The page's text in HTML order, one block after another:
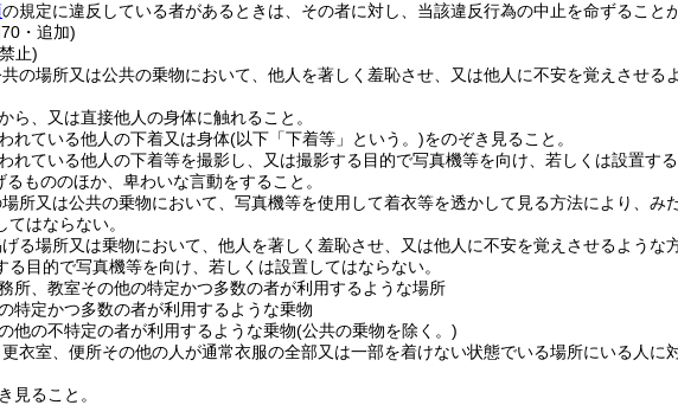
の規定に違反している者があるときは、その者に対し、当該違反行為の中止を命ずること
・追加)
止)
の場所又は公共の乗物において、他人を著しく羞恥させ、又は他人に不安を覚えさせる
ら、又は直接他人の身体に触れること。
れている他人の下着又は身体(以下「下着等」という。)をのぞき見ること。
れている他人の下着等を撮影し、又は撮影する目的で写真機等を向け、若しくは設置する
るもののほか、卑わいな言動をすること。
所又は公共の乗物において、写真機等を使用して着衣等を透かして見る方法により、み
はならない。
る場所又は乗物において、他人を著しく羞恥させ、又は他人に不安を覚えさせるような
る目的で写真機等を向け、若しくは設置してはならない。
所、教室その他の特定かつ多数の者が利用するような場所
特定かつ多数の者が利用するような乗物
他の不特定の者が利用するような乗物(公共の乗物を除く。)
衣室、便所その他の人が通常衣服の全部又は一部を着けない状態でいる場所にいる人に
見ること。